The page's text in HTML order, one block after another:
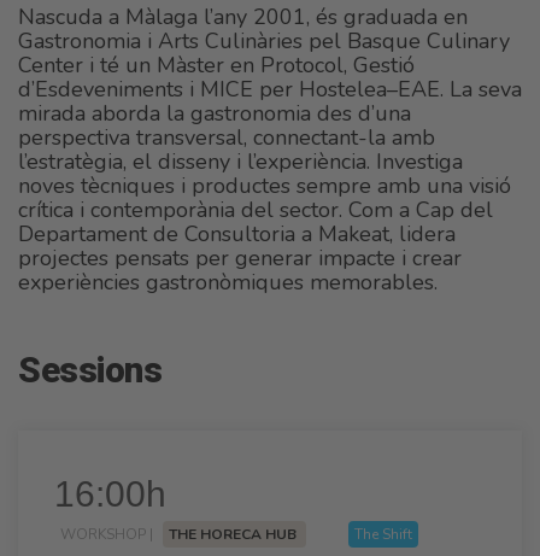
Nascuda a Màlaga l’any 2001, és graduada en
Gastronomia i Arts Culinàries pel Basque Culinary
Center i té un Màster en Protocol, Gestió
d’Esdeveniments i MICE per Hostelea–EAE. La seva
mirada aborda la gastronomia des d’una
perspectiva transversal, connectant-la amb
l’estratègia, el disseny i l’experiència. Investiga
noves tècniques i productes sempre amb una visió
crítica i contemporània del sector. Com a Cap del
Departament de Consultoria a Makeat, lidera
projectes pensats per generar impacte i crear
experiències gastronòmiques memorables.
Sessions
16:00h
WORKSHOP | THE HORECA HUB The Shift